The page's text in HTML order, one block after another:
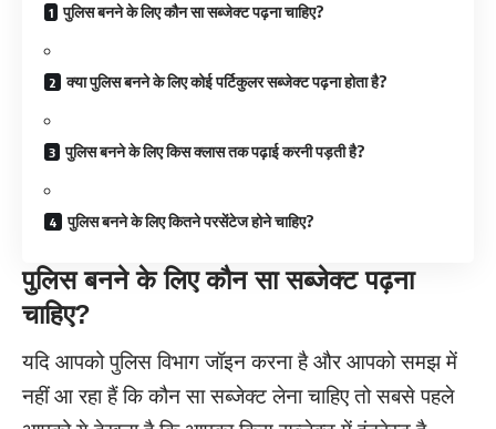
पुलिस बनने के लिए कौन सा सब्जेक्ट पढ़ना चाहिए?
क्या पुलिस बनने के लिए कोई पर्टिकुलर सब्जेक्ट पढ़ना होता है?
पुलिस बनने के लिए किस क्लास तक पढ़ाई करनी पड़ती है?
पुलिस बनने के लिए कितने परसेंटेज होने चाहिए?
पुलिस बनने के लिए कौन सा सब्जेक्ट पढ़ना
चाहिए?
यदि आपको पुलिस विभाग जॉइन करना है और आपको समझ में
नहीं आ रहा हैं कि कौन सा सब्जेक्ट लेना चाहिए तो सबसे पहले